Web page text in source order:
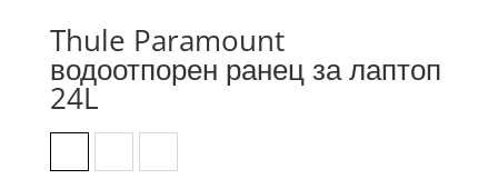
Thule Paramount
водоотпорен ранец за лаптоп
24L